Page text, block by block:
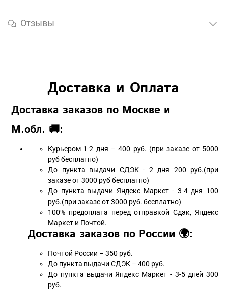
Отзывы
Доставка и Оплата
Доставка заказов по Москве и
М.обл. 🚚:
Курьером 1-2 дня – 400 руб. (при заказе от 5000
руб бесплатно)
До пункта выдачи СДЭК - 2 дня 200 руб.(при
заказе от 3000 руб бесплатно)
До пункта выдачи Яндекс Маркет - 3-4 дня 100
руб.(при заказе от 3000 руб. бесплатно)
100% предоплата перед отправкой Сдэк, Яндекс
Маркет и Почтой.
Доставка заказов по России 🌍:
Почтой России – 350 руб.
До пункта выдачи СДЭК – 400 руб.
До пункта выдачи Яндекс Маркет - 3-5 дней 300
руб.